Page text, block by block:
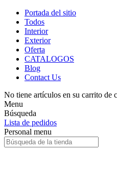
Portada del sitio
Todos
Interior
Exterior
Oferta
CATALOGOS
Blog
Contact Us
No tiene artículos en su carrito de
Menu
Búsqueda
Lista de pedidos
Personal menu